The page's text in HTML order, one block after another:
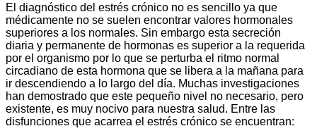
El diagnóstico del estrés crónico no es sencillo ya que
médicamente no se suelen encontrar valores hormonales
superiores a los normales. Sin embargo esta secreción
diaria y permanente de hormonas es superior a la requerida
por el organismo por lo que se perturba el ritmo normal
circadiano de esta hormona que se libera a la mañana para
ir descendiendo a lo largo del día. Muchas investigaciones
han demostrado que este pequeño nivel no necesario, pero
existente, es muy nocivo para nuestra salud. Entre las
disfunciones que acarrea el estrés crónico se encuentran: